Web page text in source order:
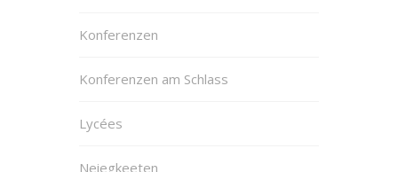
Konferenzen
Konferenzen am Schlass
Lycées
Neiegkeeten